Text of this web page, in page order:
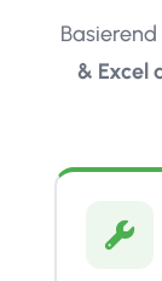
& Excel